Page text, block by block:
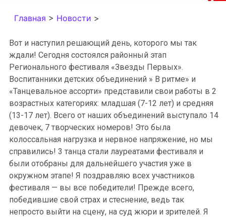
Главная > Новости >
Вот и наступил решающий день, которого мы так
ждали! Сегодня состоялся районный этап
Регионального фестиваля «Звезды Первых».
Воспитанники детских объединений » В ритме» и
«Танцевальное ассорти» представили свои работы в 2
возрастных категориях: младшая (7-12 лет) и средняя
(13-17 лет). Всего от наших объединений выступало 14
девочек, 7 творческих номеров! Это была
колоссальная нагрузка и нервное напряжение, но мы
справились! 3 танца стали лауреатами фестиваля и
были отобраны для дальнейшего участия уже в
окружном этапе! Я поздравляю всех участников
фестиваля — вы все победители! Прежде всего,
победившие свой страх и стеснение, ведь так
непросто выйти на сцену, на суд жюри и зрителей. Я